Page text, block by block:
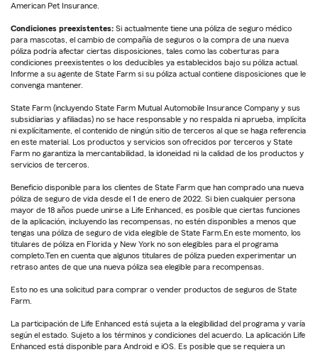
American Pet Insurance.
Condiciones preexistentes: Si actualmente tiene una póliza de seguro médico
para mascotas, el cambio de compañía de seguros o la compra de una nueva
póliza podría afectar ciertas disposiciones, tales como las coberturas para
condiciones preexistentes o los deducibles ya establecidos bajo su póliza actual.
Informe a su agente de State Farm si su póliza actual contiene disposiciones que le
convenga mantener.
State Farm (incluyendo State Farm Mutual Automobile Insurance Company y sus
subsidiarias y afiliadas) no se hace responsable y no respalda ni aprueba, implícita
ni explícitamente, el contenido de ningún sitio de terceros al que se haga referencia
en este material. Los productos y servicios son ofrecidos por terceros y State
Farm no garantiza la mercantabilidad, la idoneidad ni la calidad de los productos y
servicios de terceros.
Beneficio disponible para los clientes de State Farm que han comprado una nueva
póliza de seguro de vida desde el 1 de enero de 2022. Si bien cualquier persona
mayor de 18 años puede unirse a Life Enhanced, es posible que ciertas funciones
de la aplicación, incluyendo las recompensas, no estén disponibles a menos que
tengas una póliza de seguro de vida elegible de State Farm.En este momento, los
titulares de póliza en Florida y New York no son elegibles para el programa
completo.Ten en cuenta que algunos titulares de póliza pueden experimentar un
retraso antes de que una nueva póliza sea elegible para recompensas.
Esto no es una solicitud para comprar o vender productos de seguros de State
Farm.
La participación de Life Enhanced está sujeta a la elegibilidad del programa y varía
según el estado. Sujeto a los términos y condiciones del acuerdo. La aplicación Life
Enhanced está disponible para Android e iOS. Es posible que se requiera un